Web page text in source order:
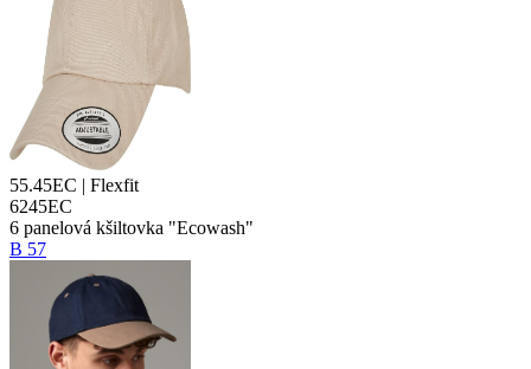
55.45EC | Flexfit
6245EC
6 panelová kšiltovka "Ecowash"
B 57